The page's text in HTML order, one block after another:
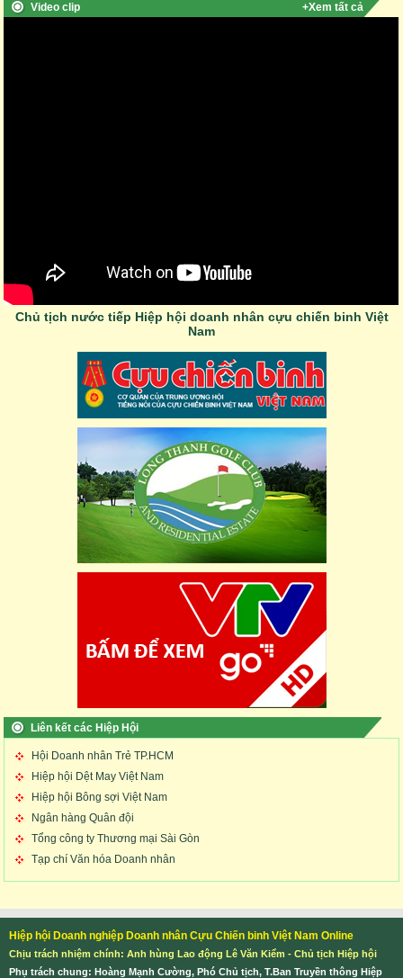
Video clip +Xem tất cả
Chủ tịch nước tiếp Hiệp hội doanh nhân cựu chiến binh Việt
Nam
Liên kết các Hiệp Hội
Hội Doanh nhân Trẻ TP.HCM
Hiệp hội Dệt May Việt Nam
Hiệp hội Bông sợi Việt Nam
Ngân hàng Quân đội
Tổng công ty Thương mại Sài Gòn
Tạp chí Văn hóa Doanh nhân
Hiệp hội Doanh nghiệp Doanh nhân Cựu Chiến binh Việt Nam Online
Chịu trách nhiệm chính: Anh hùng Lao động Lê Văn Kiểm - Chủ tịch Hiệp hội
Phụ trách chung: Hoàng Mạnh Cường, Phó Chủ tịch, T.Ban Truyền thông Hiệp